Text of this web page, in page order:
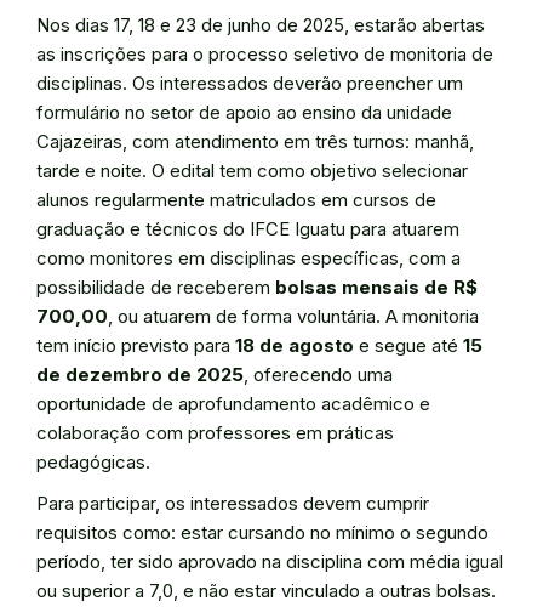
Nos dias 17, 18 e 23 de junho de 2025, estarão abertas
as inscrições para o processo seletivo de monitoria de
disciplinas. Os interessados deverão preencher um
formulário no setor de apoio ao ensino da unidade
Cajazeiras, com atendimento em três turnos: manhã,
tarde e noite. O edital tem como objetivo selecionar
alunos regularmente matriculados em cursos de
graduação e técnicos do IFCE Iguatu para atuarem
como monitores em disciplinas específicas, com a
possibilidade de receberem bolsas mensais de R$
700,00, ou atuarem de forma voluntária. A monitoria
tem início previsto para 18 de agosto e segue até 15
de dezembro de 2025, oferecendo uma
oportunidade de aprofundamento acadêmico e
colaboração com professores em práticas
pedagógicas.
Para participar, os interessados devem cumprir
requisitos como: estar cursando no mínimo o segundo
período, ter sido aprovado na disciplina com média igual
ou superior a 7,0, e não estar vinculado a outras bolsas.